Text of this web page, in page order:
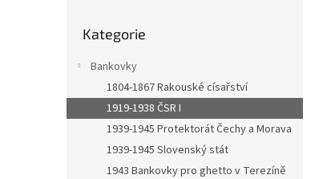
n
kategorie
Kategorie
Bankovky
1804-1867 Rakouské císařství
1919-1938 ČSR I
1939-1945 Protektorát Čechy a Morava
1939-1945 Slovenský stát
1943 Bankovky pro ghetto v Terezíně